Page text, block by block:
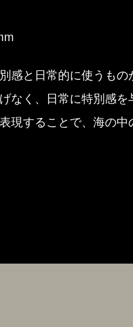
感と日常的に使うも
なく、日常に特別感
現することで、海の